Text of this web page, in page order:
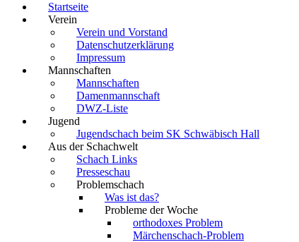
Startseite
Verein
Verein und Vorstand
Datenschutzerklärung
Impressum
Mannschaften
Mannschaften
Damenmannschaft
DWZ-Liste
Jugend
Jugendschach beim SK Schwäbisch Hall
Aus der Schachwelt
Schach Links
Presseschau
Problemschach
Was ist das?
Probleme der Woche
orthodoxes Problem
Märchenschach-Problem